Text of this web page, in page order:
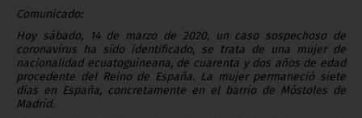
Comunicado:
Hoy sábado, 14 de marzo de 2020, un caso sospechoso de
coronavirus ha sido identificado, se trata de una mujer de
nacionalidad ecuatoguineana, de cuarenta y dos años de edad
procedente del Reino de España. La mujer permaneció siete
días en España, concretamente en el barrio de Móstoles de
Madrid.